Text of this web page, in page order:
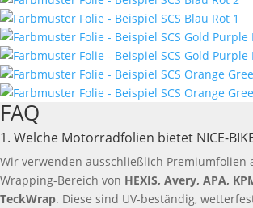
FAQ
1. Welche Motorradfolien bietet NICE-
Wir verwenden ausschließlich Premiumfolien
Wrapping-Bereich von HEXIS, Avery, APA,
TeckWrap. Diese sind UV-beständig,